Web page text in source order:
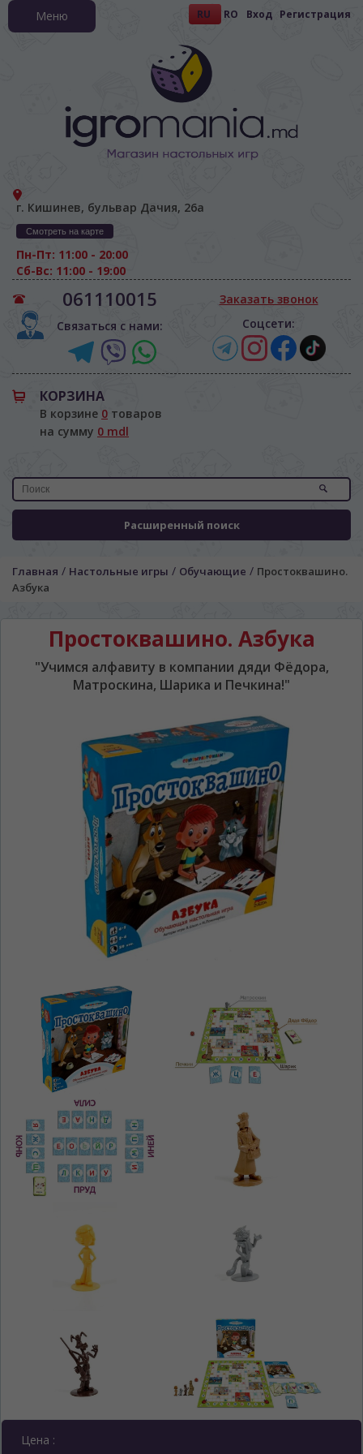
RU RO Вход Регистрация
г. Кишинев, бульвар Дачия, 26а
Смотреть на карте
Пн-Пт: 11:00 - 20:00
Сб-Вс: 11:00 - 19:00
061110015
Связаться с нами:
Заказать звонок
Соцсети:
КОРЗИНА
В корзине 0 товаров
на сумму 0 mdl
Расширенный поиск
Меню
Главная / Настольные игры / Обучающие / Простоквашино.
Азбука
Простоквашино. Азбука
"Учимся алфавиту в компании дяди Фёдора,
Матроскина, Шарика и Печкина!"
Цена :